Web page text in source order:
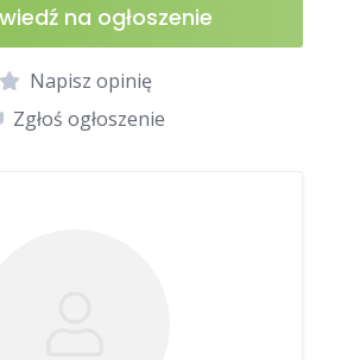
na ogłoszenie
Napisz opinię
Zgłoś ogłoszenie